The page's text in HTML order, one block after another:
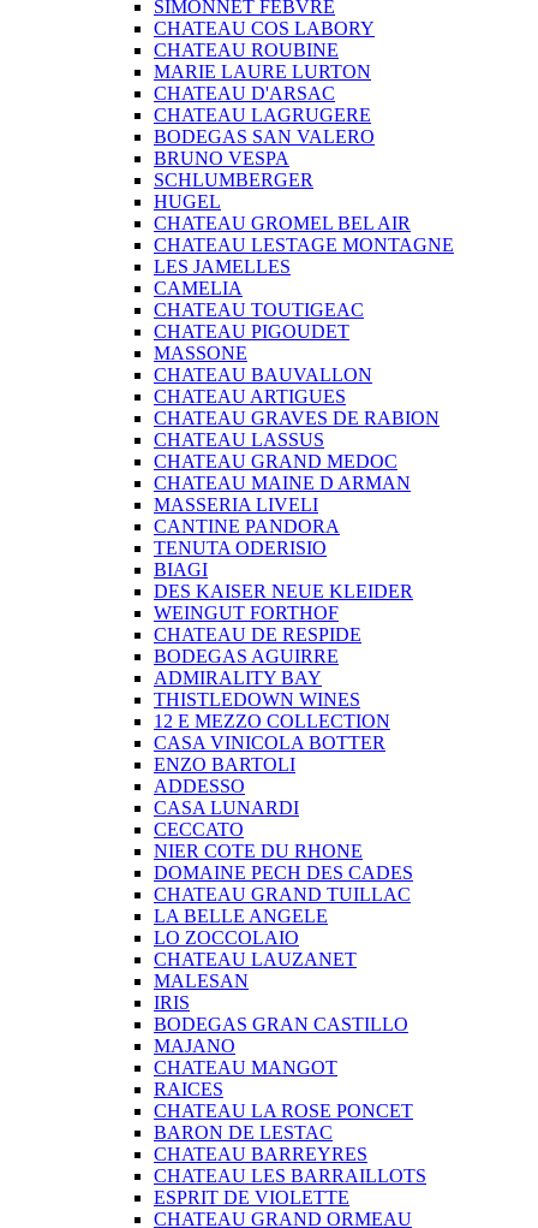
SIMONNET FEBVRE
CHATEAU COS LABORY
CHATEAU ROUBINE
MARIE LAURE LURTON
CHATEAU D'ARSAC
CHATEAU LAGRUGERE
BODEGAS SAN VALERO
BRUNO VESPA
SCHLUMBERGER
HUGEL
CHATEAU GROMEL BEL AIR
CHATEAU LESTAGE MONTAGNE
LES JAMELLES
CAMELIA
CHATEAU TOUTIGEAC
CHATEAU PIGOUDET
MASSONE
CHATEAU BAUVALLON
CHATEAU ARTIGUES
CHATEAU GRAVES DE RABION
CHATEAU LASSUS
CHATEAU GRAND MEDOC
CHATEAU MAINE D ARMAN
MASSERIA LIVELI
CANTINE PANDORA
TENUTA ODERISIO
BIAGI
DES KAISER NEUE KLEIDER
WEINGUT FORTHOF
CHATEAU DE RESPIDE
BODEGAS AGUIRRE
ADMIRALITY BAY
THISTLEDOWN WINES
12 E MEZZO COLLECTION
CASA VINICOLA BOTTER
ENZO BARTOLI
ADDESSO
CASA LUNARDI
CECCATO
NIER COTE DU RHONE
DOMAINE PECH DES CADES
CHATEAU GRAND TUILLAC
LA BELLE ANGELE
LO ZOCCOLAIO
CHATEAU LAUZANET
MALESAN
IRIS
BODEGAS GRAN CASTILLO
MAJANO
CHATEAU MANGOT
RAICES
CHATEAU LA ROSE PONCET
BARON DE LESTAC
CHATEAU BARREYRES
CHATEAU LES BARRAILLOTS
ESPRIT DE VIOLETTE
CHATEAU GRAND ORMEAU